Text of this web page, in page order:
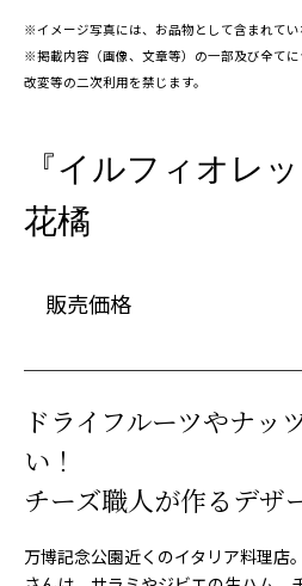
※イメージ写真には、お品物として含まれてい
※掲載内容（画像、文章等）の一部及び全てに
改変等の二次利用を禁じます。
『イルフィオレ
花橘
販売価格
ドライフルーツやナッ
い！
チーズ職人が作るデザ
万博記念公園近くのイタリア料理店